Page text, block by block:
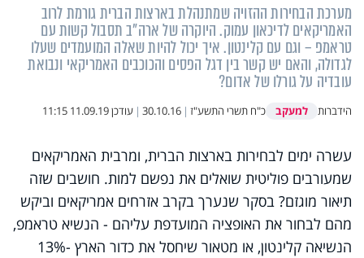
מערכת הבחירות ההזויה שמתנהלת בארצות הברית גורמת לרוב
האמריקאים לדיכאון עמוק. היוקרה של ארה"ב תסבול קשות עם
טראמפ – וגם עם קלינטון. איך יכול להיות שאלה המועמדים שעלו
לגדולה, והאם יש קשר בין דגל הפסים והכוכבים האמריקאי ונבואת
עובדיה על גורלו של אדום?
הידברות למעקב כ"ח תשרי התשע"ז |
30.10.16
| עודכן11.09.19 11:15
עשרה ימים לבחירות בארצות הברית, ומרבית האמריקאים
שמעורבים פוליטית שואלים את נפשם למות. חושבים שזה
תיאור מוגזם? בסקר שנערך בקרב אזרחים אמריקאים וביקש
מהם לבחור את האופציה המועדפת עליהם - הנשיא טראמפ,
הנשיאה קלינטון, או מטאור שיחסל את כדור הארץ -13%